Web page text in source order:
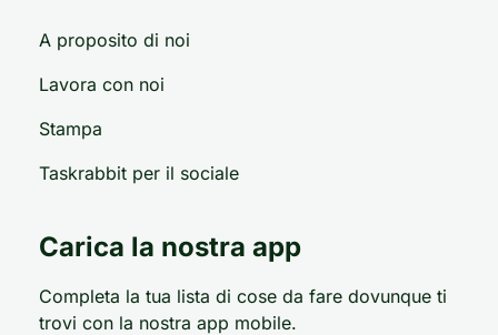
A proposito di noi
Lavora con noi
Stampa
Taskrabbit per il sociale
Carica la nostra app
Completa la tua lista di cose da fare dovunque ti
trovi con la nostra app mobile.